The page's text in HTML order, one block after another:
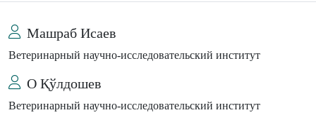
Машраб Исаев
Ветеринарный научно-исследовательский институт
О Қўлдошев
Ветеринарный научно-исследовательский институт